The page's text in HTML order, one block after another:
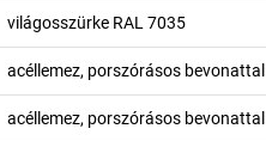
világosszürke RAL 7035
acéllemez, porszórásos bevonattal
acéllemez, porszórásos bevonattal